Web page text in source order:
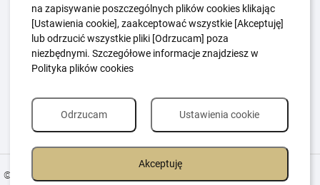
Polityka Ochrony Dzieci
Sygnaliści
Polityka plików cookie
© 2026 All Rights Reserved.
na zapisywanie poszczególnych plików cookies klikając
[Ustawienia cookie], zaakceptować wszystkie [Akceptuję]
lub odrzucić wszystkie pliki [Odrzucam] poza
niezbędnymi. Szczegółowe informacje znajdziesz w
Polityka plików cookies
Akceptuję
Ustawienia cookie
Odrzucam